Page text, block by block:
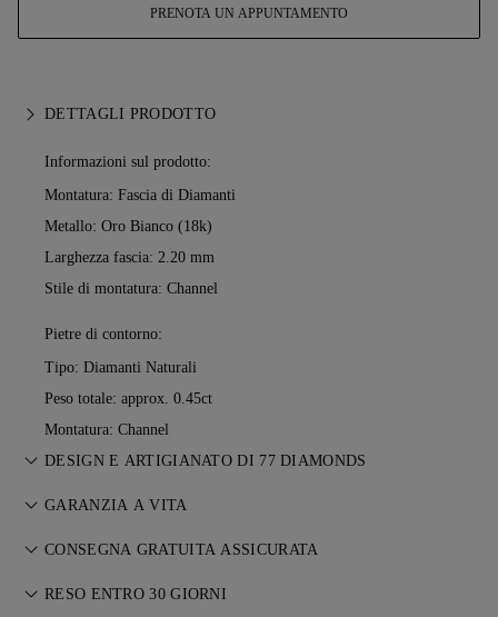
PRENOTA UN APPUNTAMENTO
DETTAGLI PRODOTTO
Informazioni sul prodotto:
Montatura: Fascia di Diamanti
Metallo: Oro Bianco (18k)
Larghezza fascia: 2.20 mm
Stile di montatura: Channel
Pietre di contorno:
Tipo: Diamanti Naturali
Peso totale: approx. 0.45ct
Montatura: Channel
DESIGN E ARTIGIANATO DI 77 DIAMONDS
L’arte del racconto prende forma, un gioiello alla volta, grazie
GARANZIA A VITA
Con ogni acquisto da 77 Diamonds ricevi una garanzia a vita
saranno effettuate gratuitamente. Consulta i nostri
CONSEGNA GRATUITA ASSICURATA
Tutte le spese di spedizione sono gratuite,
RESO ENTRO 30 GIORNI